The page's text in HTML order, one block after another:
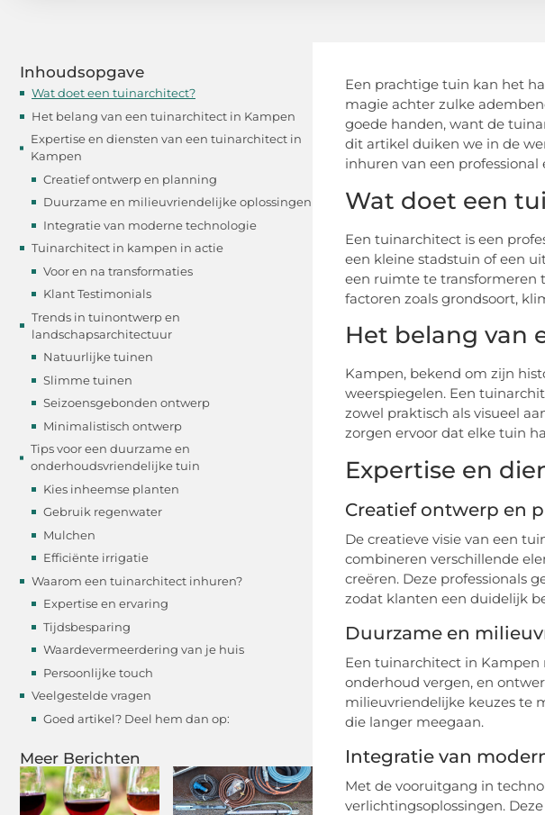
Inhoudsopgave
Wat doet een tuinarchitect?
Het belang van een tuinarchitect in Kampen
Expertise en diensten van een tuinarchitect in
Kampen
Creatief ontwerp en planning
Duurzame en milieuvriendelijke oplossingen
Integratie van moderne technologie
Tuinarchitect in kampen in actie
Voor en na transformaties
Klant Testimonials
Trends in tuinontwerp en
landschapsarchitectuur
Natuurlijke tuinen
Slimme tuinen
Seizoensgebonden ontwerp
Minimalistisch ontwerp
Tips voor een duurzame en
onderhoudsvriendelijke tuin
Kies inheemse planten
Gebruik regenwater
Mulchen
Efficiënte irrigatie
Waarom een tuinarchitect inhuren?
Expertise en ervaring
Tijdsbesparing
Waardevermeerdering van je huis
Persoonlijke touch
Veelgestelde vragen
Goed artikel? Deel hem dan op:
Meer Berichten
Een prachtige tuin kan het
magie achter zulke
goede handen, want de
dit artikel duiken we in de
inhuren van een
Wat doet een
Een tuinarchitect is een
een kleine stadstuin of een
een ruimte te transformeren
factoren zoals grondsoort,
Het belang van
Kampen, bekend om zijn
weerspiegelen. Een
zowel praktisch als visueel
zorgen ervoor dat elke tuin
Expertise en
Creatief ontwerp en
De creatieve visie van een
combineren verschillende
creëren. Deze professionals
zodat klanten een duidelijk
Duurzame en
Een tuinarchitect in Kampen
onderhoud vergen, en
milieuvriendelijke keuzes te
die langer meegaan.
Integratie van
Met de vooruitgang in
verlichtingsoplossingen.